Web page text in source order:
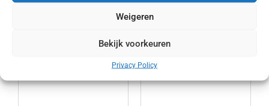
Weigeren
Bekijk voorkeuren
Privacy Policy